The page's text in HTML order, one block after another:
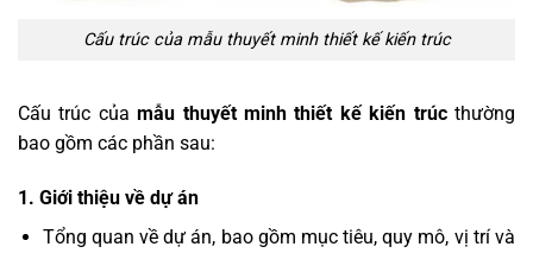
Cấu trúc của mẫu thuyết minh thiết kế kiến trúc
Cấu trúc củamẫu thuyết minh thiết kế kiến trúcthường
bao gồm các phần sau:
1. Giới thiệu về dự án
Tổng quan về dự án, bao gồm mục tiêu, quy mô, vị trí và